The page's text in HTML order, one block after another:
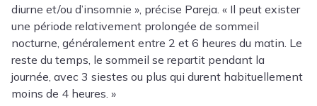
diurne et/ou d’insomnie », précise Pareja. « Il peut exister
une période relativement prolongée de sommeil
nocturne, généralement entre 2 et 6 heures du matin. Le
reste du temps, le sommeil se repartit pendant la
journée, avec 3 siestes ou plus qui durent habituellement
moins de 4 heures. »